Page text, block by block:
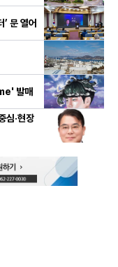
문 열어
발매
심·현장